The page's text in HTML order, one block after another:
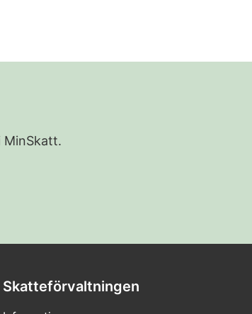
MinSkatt.
Skatteförvaltningen